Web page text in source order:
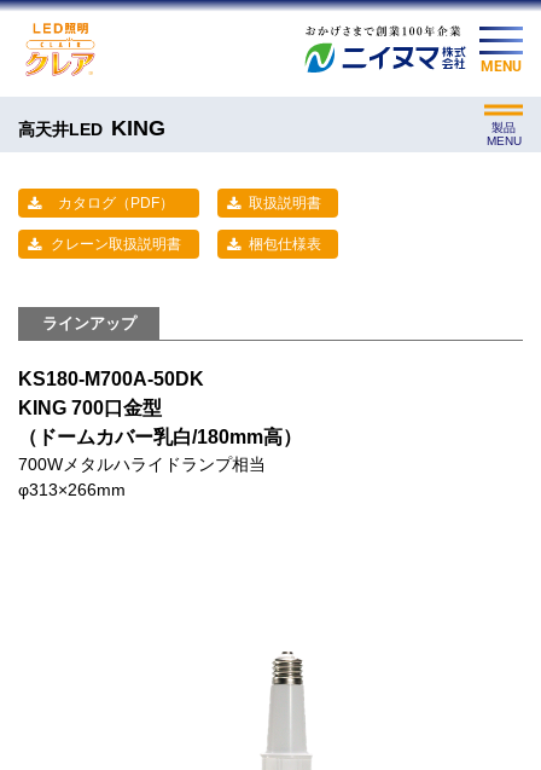
MENU
高天井LED KING
製品
MENU
カタログ（PDF） 取扱説明書
クレーン取扱説明書 梱包仕様表
ラインアップ
KS180-M700A-50DK
KING 700口金型
（ドームカバー乳白/180mm高）
700Wメタルハライドランプ相当
φ313×266mm